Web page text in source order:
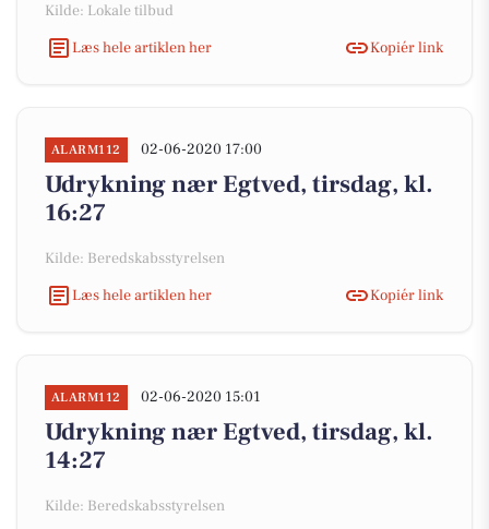
Kilde: Lokale tilbud
Læs hele artiklen her
Kopiér link
ALARM112 02-06-2020 17:00
Udrykning nær Egtved, tirsdag, kl.
16:27
Kilde: Beredskabsstyrelsen
Læs hele artiklen her
Kopiér link
ALARM112 02-06-2020 15:01
Udrykning nær Egtved, tirsdag, kl.
14:27
Kilde: Beredskabsstyrelsen